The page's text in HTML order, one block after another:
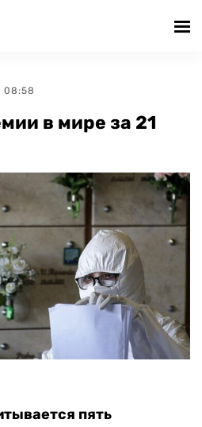
08:58
в мире за 21
пять